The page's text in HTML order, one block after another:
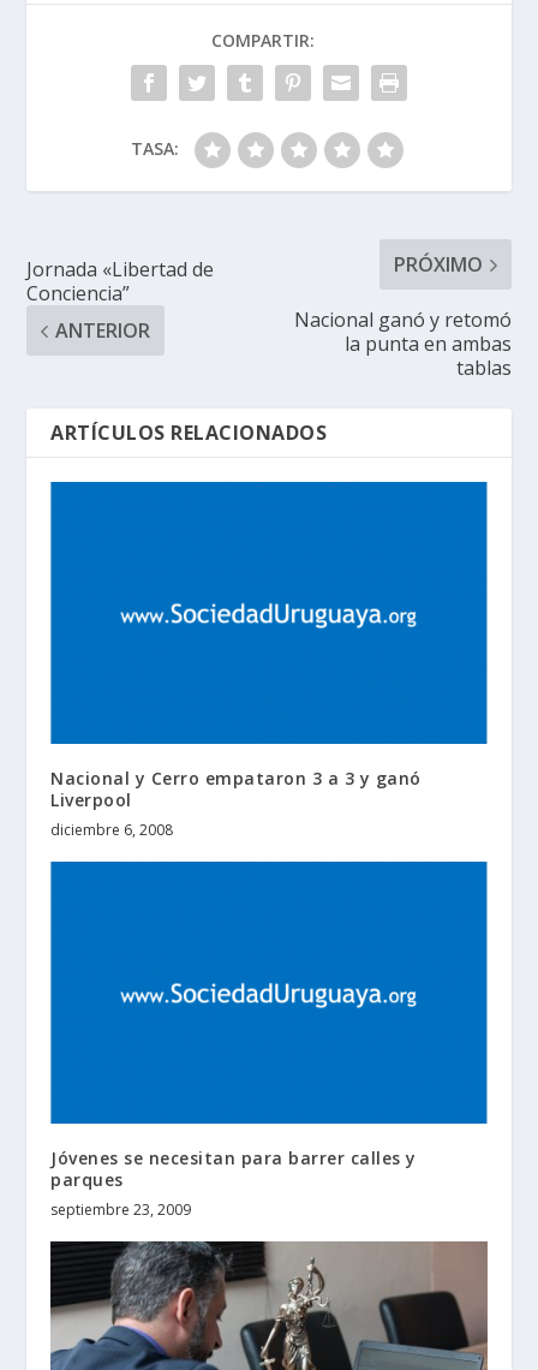
COMPARTIR:
TASA:
Jornada «Libertad de
Conciencia”
ANTERIOR
PRÓXIMO
Nacional ganó y retomó
la punta en ambas
tablas
ARTÍCULOS RELACIONADOS
Nacional y Cerro empataron 3 a 3 y ganó
Liverpool
diciembre 6, 2008
Jóvenes se necesitan para barrer calles y
parques
septiembre 23, 2009